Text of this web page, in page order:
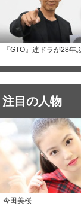
『GTO』連ドラが28年
注目の人物
今田美桜